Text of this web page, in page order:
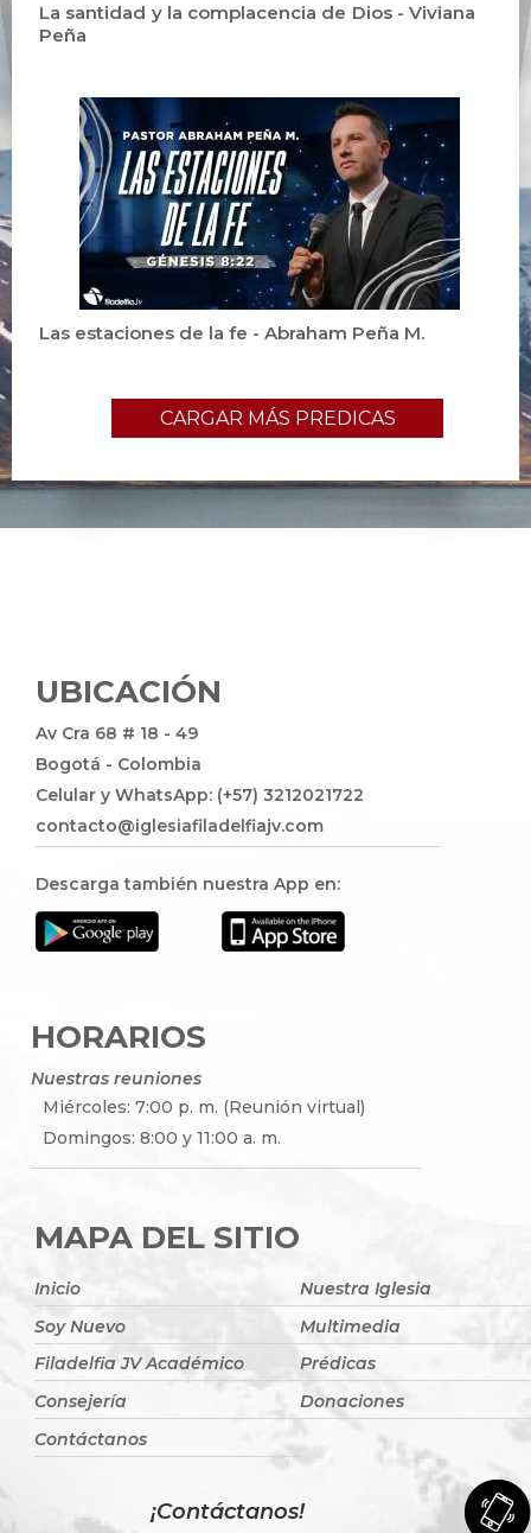
La santidad y la complacencia de Dios - Viviana
Peña
Las estaciones de la fe - Abraham Peña M.
CARGAR MÁS PREDICAS
UBICACIÓN
Av Cra 68 # 18 - 49
Bogotá - Colombia
Celular y WhatsApp: (+57) 3212021722
contacto@iglesiafiladelfiajv.com
Descarga también nuestra App en:
HORARIOS
Nuestras reuniones
Miércoles: 7:00 p. m. (Reunión virtual)
Domingos: 8:00 y 11:00 a. m.
MAPA DEL SITIO
Inicio
Nuestra Iglesia
Soy Nuevo
Multimedia
Filadelfia JV Académico
Prédicas
Consejería
Donaciones
Contáctanos
¡Contáctanos!